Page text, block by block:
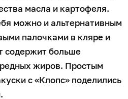
масла и картофеля.
можно и альтернативным
палочками в кляре и
содержит больше
жиров. Простым
с «Клопс» поделились